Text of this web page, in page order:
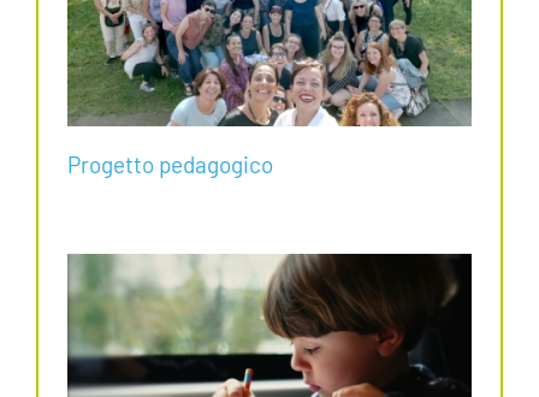
Progetto pedagogico